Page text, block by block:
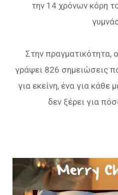
την 14 χρόνων κόρη
Στην πραγματικότητα,
γράψει 826 σημειώσεις
για εκείνη, ένα για
δεν ξέρει για